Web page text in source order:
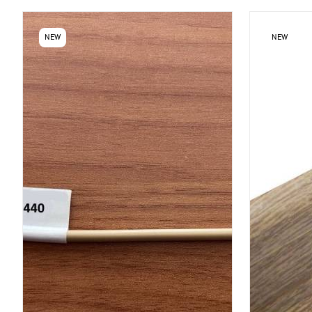
NEW NEW